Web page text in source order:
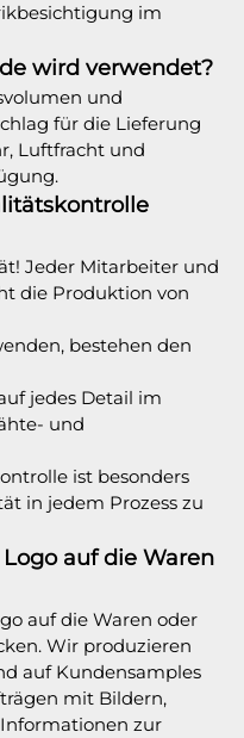
im
wird verwendet?
und
für die Lieferung
Luftfracht und
Jeder Mitarbeiter und
die Produktion von
bestehen den
jedes Detail im
und
ist besonders
in jedem Prozess zu
auf die Waren
auf die Waren oder
Wir produzieren
auf Kundensamples
mit Bildern,
zur